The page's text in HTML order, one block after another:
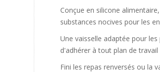
Conçue en silicone
substances nocives pour les
Une vaisselle adaptée pour
d'adhérer à tout plan de
Fini les repas renversés ou la